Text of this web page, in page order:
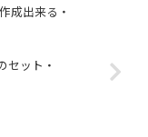
成出来る・
セット・